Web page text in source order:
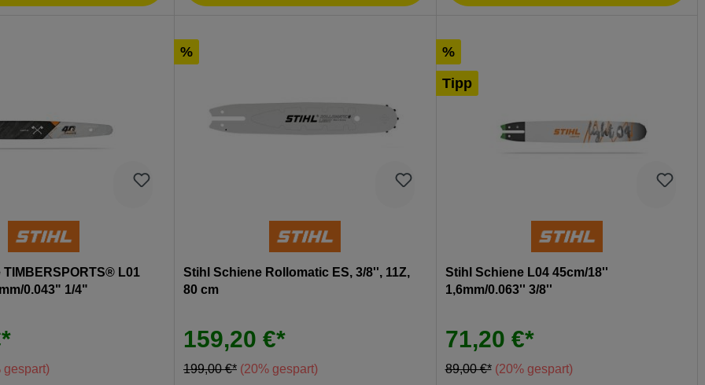
L01
0.043" 1/4"
gespart)
%
Stihl Schiene Rollomatic ES, 3/8'', 11Z,
80 cm
159,20 €*
199,00 €* (20% gespart)
%
Tipp
Stihl Schiene L04 45cm/18''
1,6mm/0.063'' 3/8''
71,20 €*
89,00 €* (20% gespart)